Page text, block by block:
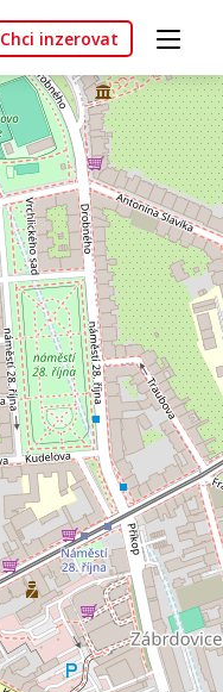
Chci inzerovat